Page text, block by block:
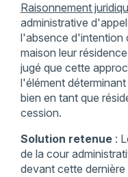
Raisonnement
administrative
l'absence d'intention
maison leur
jugé que cette
l'élément
bien en tant que
cession.​
Solution retenue:
de la cour
devant cette